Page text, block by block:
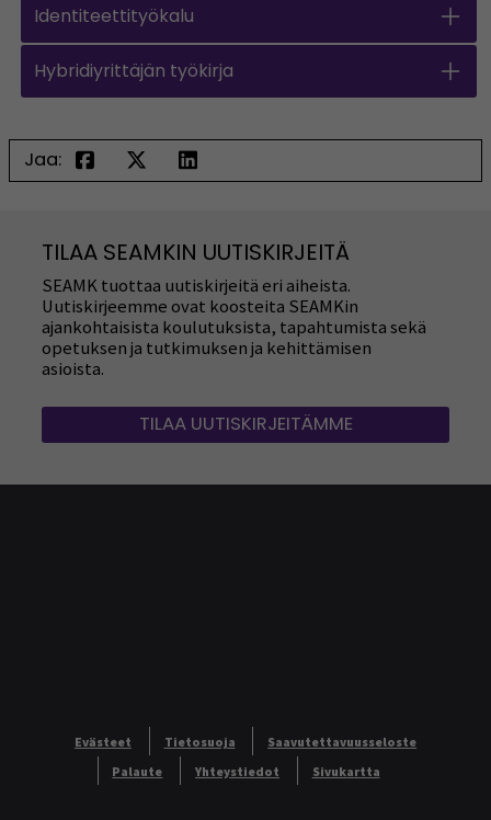
Identiteettityökalu
Hybridiyrittäjän työkirja
Jaa:
TILAA SEAMKIN UUTISKIRJEITÄ
SEAMK tuottaa uutiskirjeitä eri aiheista.
Uutiskirjeemme ovat koosteita SEAMKin
ajankohtaisista koulutuksista, tapahtumista sekä
opetuksen ja tutkimuksen ja kehittämisen
asioista.
TILAA UUTISKIRJEITÄMME
Evästeet Tietosuoja
Saavutettavuusseloste
Palaute
Yhteystiedot Sivukartta